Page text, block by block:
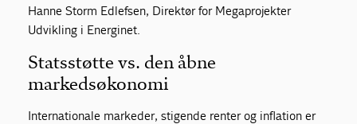
Hanne Storm Edlefsen, Direktør for Megaprojekter
Udvikling i Energinet.
Statsstøtte vs. den åbne
markedsøkonomi
Internationale markeder, stigende renter og inflation er